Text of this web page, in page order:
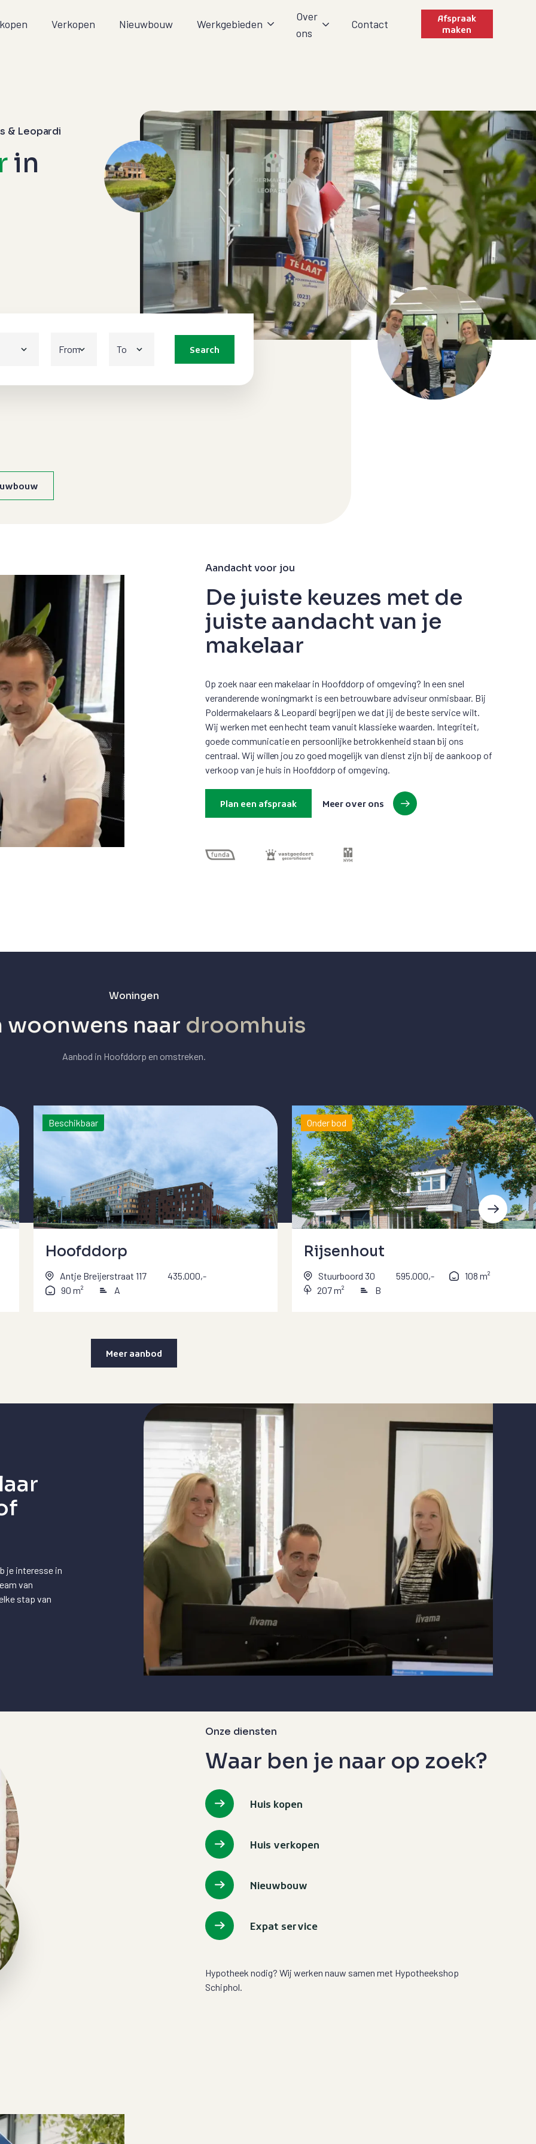
Verkopen Nieuwbouw Werkgebieden
Over
ons
Contact
Afspraak
maken
& Leopardi
in
Search
Aandacht voor jou
De juiste keuzes met de
juiste aandacht van je
makelaar
Op zoek naar een makelaar in Hoofddorp of omgeving? In een snel
veranderende woningmarkt is een betrouwbare adviseur onmisbaar. Bij
Poldermakelaars & Leopardi begrijpen we dat jij de beste service wilt.
Wij werken met een hecht team vanuit klassieke waarden. Integriteit,
goede communicatie en persoonlijke betrokkenheid staan bij ons
centraal. Wij willen jou zo goed mogelijk van dienst zijn bij de aankoop of
verkoop van je huis in Hoofddorp of omgeving.
Plan een afspraak Meer over ons
Woningen
woonwens naar droomhuis
Aanbod in Hoofddorp en omstreken.
Beschikbaar
Hoofddorp
Antje Breijerstraat 117
435.000,-
90 m²
A
Onder bod
Rijsenhout
Stuurboord 30 595.000,-
108 m²
207 m²
B
Meer aanbod
je interesse in
van
stap van
Onze diensten
Waar ben je naar op zoek?
Huis kopen
Huis verkopen
Nieuwbouw
Expat service
Hypotheek nodig? Wij werken nauw samen met Hypotheekshop
Schiphol.